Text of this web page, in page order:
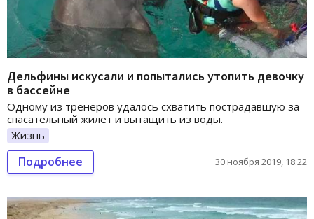
Дельфины искусали и попытались утопить девочку
в бассейне
Одному из тренеров удалось схватить пострадавшую за
спасательный жилет и вытащить из воды.
Жизнь
Подробнее 30 ноября 2019, 18:22